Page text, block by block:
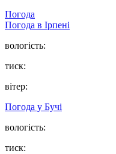
Погода
Погода в Ірпені
вологість:
тиск:
вітер:
Погода у Бучі
вологість:
тиск: